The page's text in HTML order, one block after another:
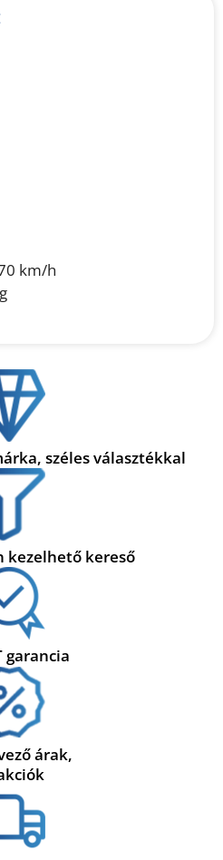
km/h
széles választékkal
kezelhető kereső
garancia
árak,